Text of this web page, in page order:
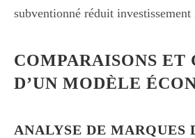
subventionné réduit
COMPARAISONS ET
D’UN MODÈLE
ANALYSE DE MARQUES